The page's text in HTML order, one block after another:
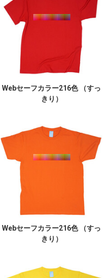
Webセーフカラー216色 （すっ
きり）
Webセーフカラー216色 （すっ
きり）